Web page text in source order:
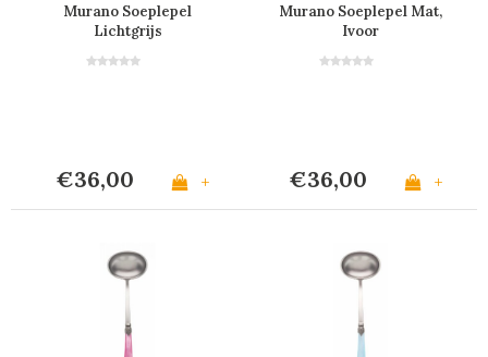
Murano Soeplepel
Lichtgrijs
€36,00 +
Murano Soeplepel Mat,
Ivoor
€36,00 +